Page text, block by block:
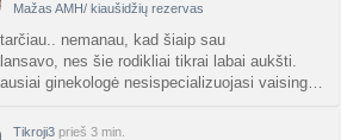
valymas
siksnyteee prieš 2 d.
Šklėrius
Mažas AMH/ kiaušidžių rezervas
nemanau, kad šiaip sau
nes šie rodikliai tikrai labai aukšti.
ginekologė nesispecializuojasi vaising…
Tikroji3 prieš 3 min.